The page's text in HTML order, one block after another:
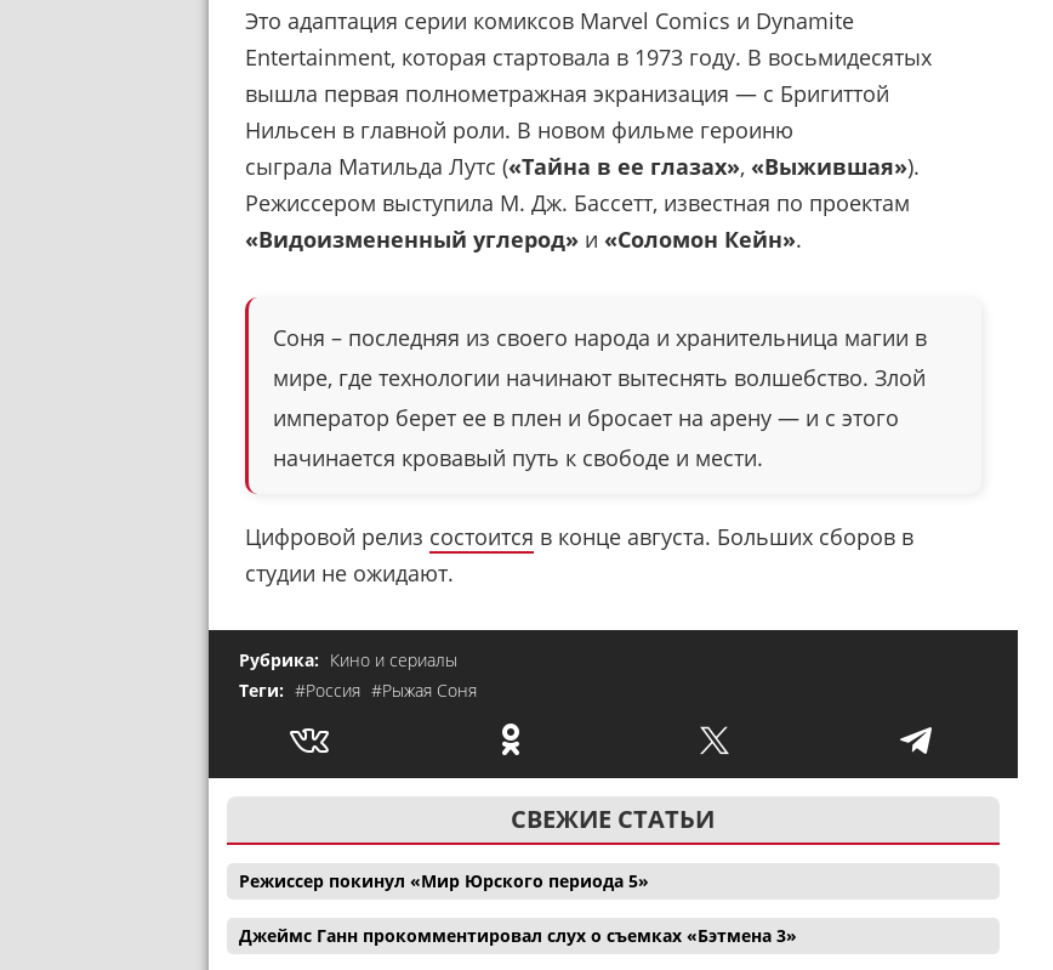
Это адаптация серии комиксов Marvel Comics и Dynamite
Entertainment, которая стартовала в 1973 году. В восьмидесятых
вышла первая полнометражная экранизация — с Бригиттой
Нильсен в главной роли. В новом фильме героиню
сыграла Матильда Лутс («Тайна в ее глазах», «Выжившая»).
Режиссером выступила М. Дж. Бассетт, известная по проектам
«Видоизмененный углерод» и «Соломон Кейн».
Соня – последняя из своего народа и хранительница магии в
мире, где технологии начинают вытеснять волшебство. Злой
император берет ее в плен и бросает на арену — и с этого
начинается кровавый путь к свободе и мести.
Цифровой релиз состоится в конце августа. Больших сборов в
студии не ожидают.
Рубрика: Кино и сериалы
Теги: #Россия #Рыжая Соня
СВЕЖИЕ СТАТЬИ
Режиссер покинул «Мир Юрского периода 5»
Джеймс Ганн прокомментировал слух о съемках «Бэтмена 3»